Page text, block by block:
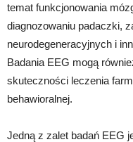
temat funkcjonowania
diagnozowaniu padaczki,
neurodegeneracyjnych i
Badania EEG mogą
skuteczności leczenia
behawioralnej.
Jedną z zalet badań EEG